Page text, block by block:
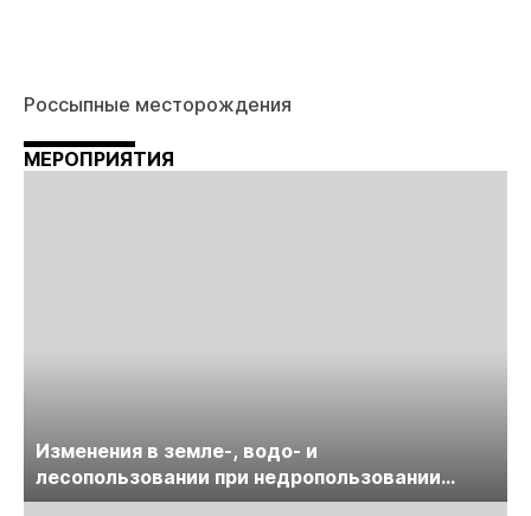
Россыпные месторождения
МЕРОПРИЯТИЯ
Изменения в земле-, водо- и
лесопользовании при недропользовании
обсудят на семинаре «ПравоТЭК»